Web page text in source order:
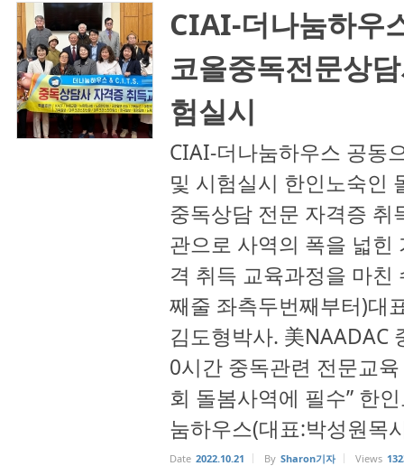
CIAI-더나눔하우
코올중독전문상
험실시
CIAI-더나눔하우스 공동
및 시험실시 한인노숙인
중독상담 전문 자격증
관으로 사역의 폭을 넓힌
격 취득 교육과정을 마친
째줄 좌측두번째부터)대
김도형박사. 美NAADAC
0시간 중독관련 전문교
회 돌봄사역에 필수” 한
눔하우스(대표:박성원목
Date 2022.10.21 By Sharon기자 Views